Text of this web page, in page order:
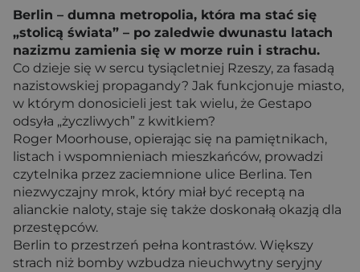
Berlin – dumna metropolia, która ma stać się
„stolicą świata” – po zaledwie dwunastu latach
nazizmu zamienia się w morze ruin i strachu.
Co dzieje się w sercu tysiącletniej Rzeszy, za fasadą
nazistowskiej propagandy? Jak funkcjonuje miasto,
w którym donosicieli jest tak wielu, że Gestapo
odsyła „życzliwych” z kwitkiem?
Roger Moorhouse, opierając się na pamiętnikach,
listach i wspomnieniach mieszkańców, prowadzi
czytelnika przez zaciemnione ulice Berlina. Ten
niezwyczajny mrok, który miał być receptą na
alianckie naloty, staje się także doskonałą okazją dla
przestępców.
Berlin to przestrzeń pełna kontrastów. Większy
strach niż bomby wzbudza nieuchwytny seryjny